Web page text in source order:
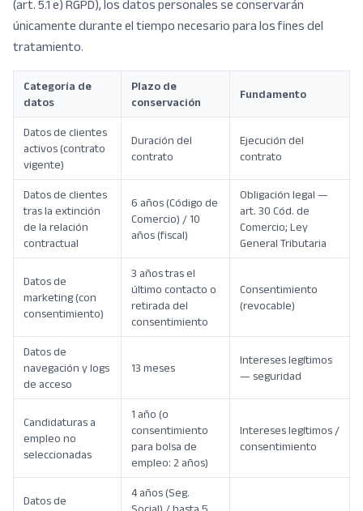
(art. 5.1 e) RGPD), los datos personales se conservarán
únicamente durante el tiempo necesario para los fines del
tratamiento.
Categoría de
datos
Plazo de
conservación
Fundamento
Datos de clientes
activos (contrato
vigente)
Duración del
contrato
Ejecución del
contrato
Datos de clientes
tras la extinción
de la relación
contractual
6 años (Código de
Comercio) / 10
años (fiscal)
Obligación legal —
art. 30 Cód. de
Comercio; Ley
General Tributaria
Datos de
marketing (con
consentimiento)
3 años tras el
último contacto o
retirada del
consentimiento
Consentimiento
(revocable)
Datos de
navegación y logs
de acceso
13 meses
Intereses legítimos
— seguridad
Candidaturas a
empleo no
seleccionadas
1 año (o
consentimiento
para bolsa de
empleo: 2 años)
Intereses legítimos /
consentimiento
Datos de
4 años (Seg.